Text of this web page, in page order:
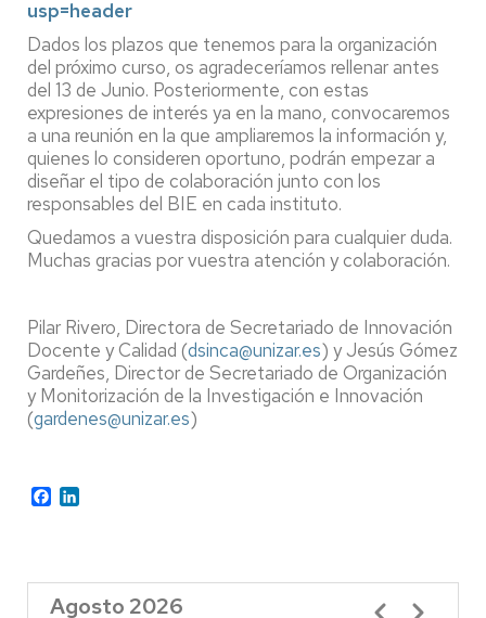
usp=header
Dados los plazos que tenemos para la organización
del próximo curso, os agradeceríamos rellenar antes
del 13 de Junio. Posteriormente, con estas
expresiones de interés ya en la mano, convocaremos
a una reunión en la que ampliaremos la información y,
quienes lo consideren oportuno, podrán empezar a
diseñar el tipo de colaboración junto con los
responsables del BIE en cada instituto.
Quedamos a vuestra disposición para cualquier duda.
Muchas gracias por vuestra atención y colaboración.
Pilar Rivero, Directora de Secretariado de Innovación
Docente y Calidad (dsinca@unizar.es) y Jesús Gómez
Gardeñes, Director de Secretariado de Organización
y Monitorización de la Investigación e Innovación
(gardenes@unizar.es)
Facebook
Agosto 2026 Paginación